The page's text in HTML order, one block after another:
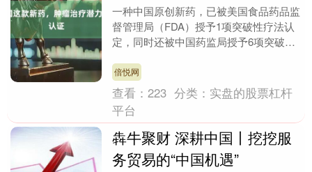
一种中国原创新药，已被美国食品药品监
督管理局（FDA）授予1项突破性疗法认
定，同时还被中国药监局授予6项突破性
向展现出的优势....
倍悦网
查看：223 分类： 实盘的股票杠杆
平台
犇牛聚财 深耕中国丨挖挖服
务贸易的“中国机遇”